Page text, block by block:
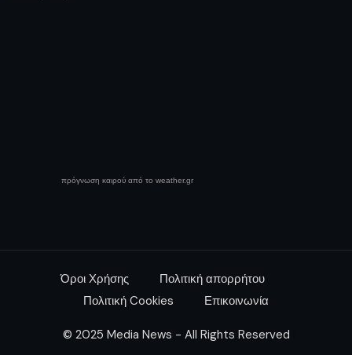
πρόγνωση καιρού από το weather.gr
Όροι Χρήσης
Πολιτική απορρήτου
Πολιτική Cookies
Επικοινωνία
© 2025 Media News - All Rights Reserved